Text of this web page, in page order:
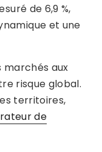
de 6,9 %,
et une
marchés aux
risque global.
territoires,
de